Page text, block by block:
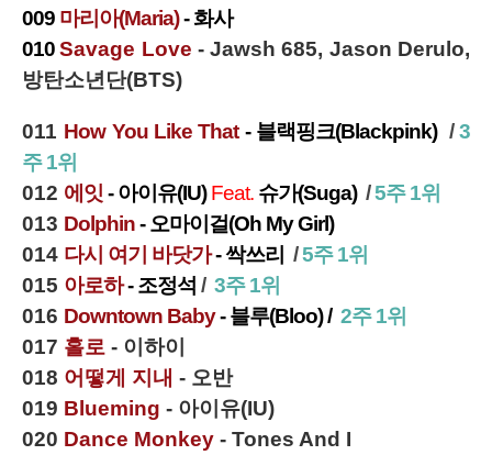
009 마리아(Maria)- 화사
010Savage Love - Jawsh 685, Jason Derulo,
방탄소년단(BTS)
011 How You Like That - 블랙핑크(Blackpink) / 3
주 1위
012 에잇 - 아이유(IU) Feat. 슈가(Suga) /5주 1위
013 Dolphin- 오마이걸(Oh My Girl)
014 다시 여기 바닷가- 싹쓰리 /5주 1위
015 아로하- 조정석 / 3주 1위
016 Downtown Baby- 블루(Bloo) / 2주 1위
017 홀로 - 이하이
018 어떻게 지내 - 오반
019 Blueming - 아이유(IU)
020 Dance Monkey - Tones And I